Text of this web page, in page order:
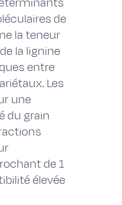
de
la teneur
la lignine
entre
Les
une
du grain
de 1
élevée